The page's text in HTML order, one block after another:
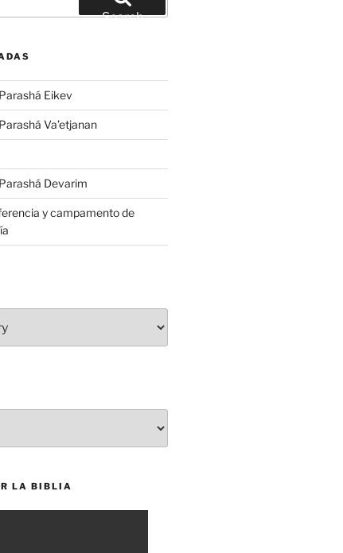
Search
Eikev
Va’etjanan
Devarim
y campamento de
LA BIBLIA